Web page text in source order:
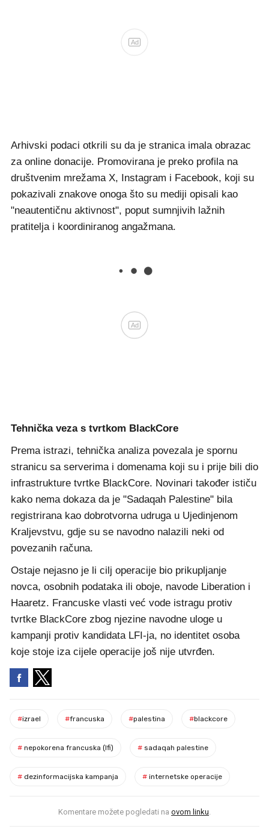
Ad
Arhivski podaci otkrili su da je stranica imala obrazac
za online donacije. Promovirana je preko profila na
društvenim mrežama X, Instagram i Facebook, koji su
pokazivali znakove onoga što su mediji opisali kao
"neautentičnu aktivnost", poput sumnjivih lažnih
pratitelja i koordiniranog angažmana.
Ad
Tehnička veza s tvrtkom BlackCore
Prema istrazi, tehnička analiza povezala je spornu
stranicu sa serverima i domenama koji su i prije bili dio
infrastrukture tvrtke BlackCore. Novinari također ističu
kako nema dokaza da je "Sadaqah Palestine" bila
registrirana kao dobrotvorna udruga u Ujedinjenom
Kraljevstvu, gdje su se navodno nalazili neki od
povezanih računa.
Ostaje nejasno je li cilj operacije bio prikupljanje
novca, osobnih podataka ili oboje, navode Liberation i
Haaretz. Francuske vlasti već vode istragu protiv
tvrtke BlackCore zbog njezine navodne uloge u
kampanji protiv kandidata LFI-ja, no identitet osoba
koje stoje iza cijele operacije još nije utvrđen.
#izrael #francuska #palestina #blackcore
# nepokorena francuska (lfi) # sadaqah palestine
# dezinformacijska kampanja # internetske operacije
Komentare možete pogledati na ovom linku.